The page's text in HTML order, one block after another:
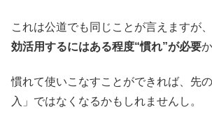
これは公道でも同じことが言えますが、
効活用するにはある程度“慣れ”が必要
慣れて使いこなすことができれば、先
入」ではなくなるかもしれませんし。